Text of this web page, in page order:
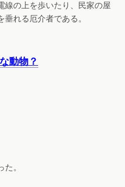
線の上を歩いたり、民家の屋
れる厄介者である。
動物？
。